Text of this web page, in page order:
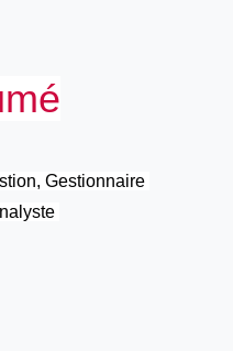
Gestionnaire